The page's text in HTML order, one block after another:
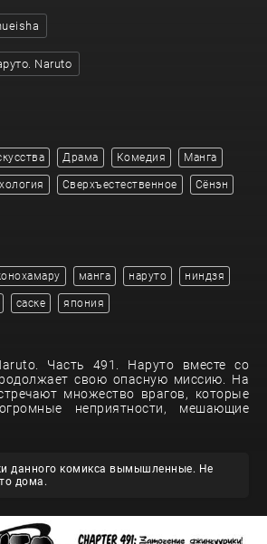
Naruto
Драма Комедия Манга
Сверхъестественное Сёнэн
манга наруто ниндзя
саске япония
Часть 491. Наруто вместе со
свою опасную миссию. На
множество врагов, которые
неприятности, мешающие
данного комикса вымышленные. Не
дома.